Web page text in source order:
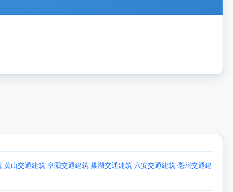
黄山交通建筑 阜阳交通建筑 巢湖交通建筑 六安交通建筑 亳州交通建